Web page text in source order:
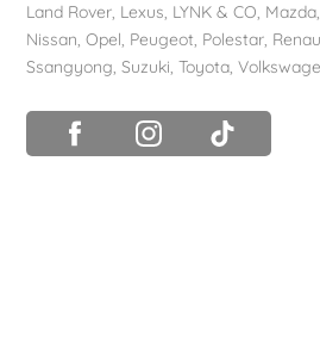
Land Rover, Lexus, LYNK & CO, Mazda,
Nissan,Opel, Peugeot, Polestar,
Ssangyong,Suzuki,Toyota,